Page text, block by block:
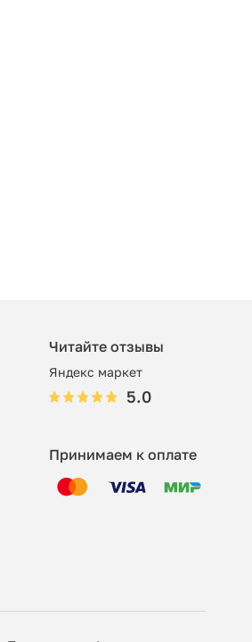
Читайте отзывы
Яндекс маркет
5.0
Принимаем к оплате